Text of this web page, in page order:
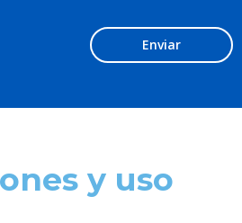
Enviar
y uso